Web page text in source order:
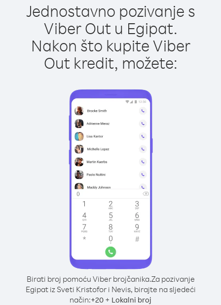
Jednostavno pozivanje s
Viber Out u Egipat.
Nakon što kupite Viber
Out kredit, možete:
Birati broj pomoću Viber brojčanika.Za pozivanje
Egipat iz Sveti Kristofor i Nevis, birajte na sljedeći
način:+20 + Lokalni broj